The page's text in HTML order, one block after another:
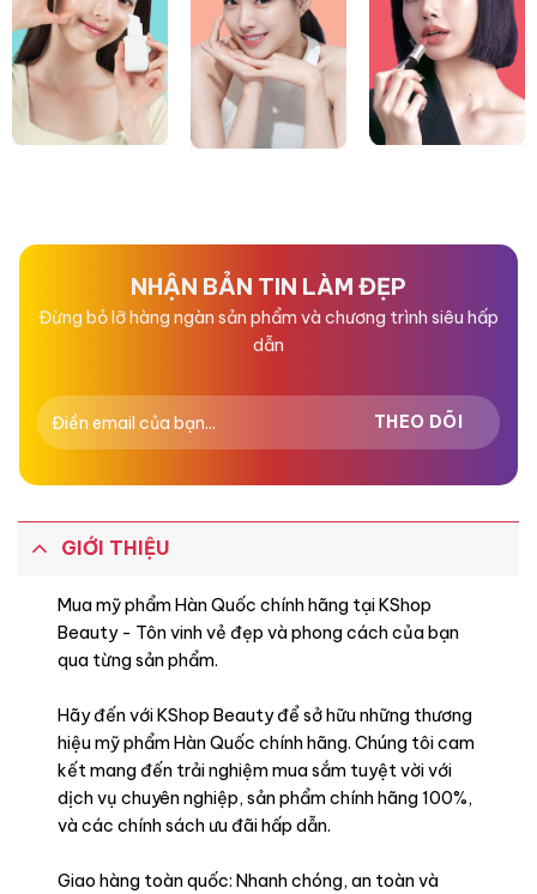
NHẬN BẢN TIN LÀM ĐẸP
Đừng bỏ lỡ hàng ngàn sản phẩm và chương trình siêu hấp
dẫn
GIỚI THIỆU
Mua mỹ phẩm Hàn Quốc chính hãng tại KShop
Beauty - Tôn vinh vẻ đẹp và phong cách của bạn
qua từng sản phẩm.
Hãy đến với KShop Beauty để sở hữu những thương
hiệu mỹ phẩm Hàn Quốc chính hãng. Chúng tôi cam
kết mang đến trải nghiệm mua sắm tuyệt vời với
dịch vụ chuyên nghiệp, sản phẩm chính hãng 100%,
và các chính sách ưu đãi hấp dẫn.
Giao hàng toàn quốc: Nhanh chóng, an toàn và